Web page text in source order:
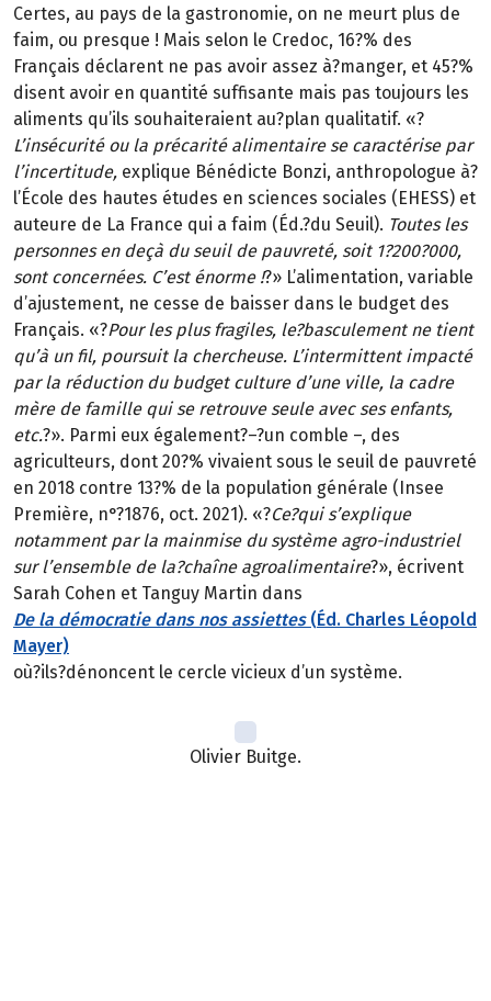
Certes, au pays de la gastronomie, on ne meurt plus de
faim, ou presque ! Mais selon le Credoc, 16?% des
Français déclarent ne pas avoir assez à?manger, et 45?%
disent avoir en quantité suffisante mais pas toujours les
aliments qu’ils souhaiteraient au?plan qualitatif. «?
L’insécurité ou la précarité alimentaire se caractérise par
l’incertitude, explique Bénédicte Bonzi, anthropologue à?
l’École des hautes études en sciences sociales (EHESS) et
auteure de La France qui a faim (Éd.?du Seuil). Toutes les
personnes en deçà du seuil de pauvreté, soit 1?200?000,
sont concernées. C’est énorme !?» L’alimentation, variable
d’ajustement, ne cesse de baisser dans le budget des
Français. «?Pour les plus fragiles, le?basculement ne tient
qu’à un fil, poursuit la chercheuse. L’intermittent impacté
par la réduction du budget culture d’une ville, la cadre
mère de famille qui se retrouve seule avec ses enfants,
etc.?». Parmi eux également?–?un comble –, des
agriculteurs, dont 20?% vivaient sous le seuil de pauvreté
en 2018 contre 13?% de la population générale (Insee
Première, n°?1876, oct. 2021). «?Ce?qui s’explique
notamment par la mainmise du système agro-industriel
sur l’ensemble de la?chaîne agroalimentaire?», écrivent
Sarah Cohen et Tanguy Martin dans
De la démocratie dans nos assiettes(Éd. Charles Léopold
Mayer)
où?ils?dénoncent le cercle vicieux d’un système.
Olivier Buitge.